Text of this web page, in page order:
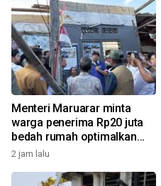
Menteri Maruarar minta
warga penerima Rp20 juta
bedah rumah optimalkan
bantuan
2 jam lalu